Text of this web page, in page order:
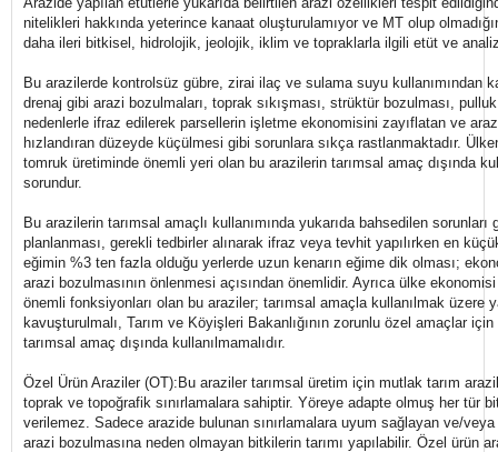
nitelikleri hakkında yeterince kanaat oluşturulamıyor ve MT olup
daha ileri bitkisel, hidrolojik, jeolojik, iklim ve topraklarla ilgili etüt ve
Bu arazilerde kontrolsüz gübre, zirai ilaç ve sulama suyu kullanımından
drenaj gibi arazi bozulmaları, toprak sıkışması, strüktür bozulması,
nedenlerle ifraz edilerek parsellerin işletme ekonomisini zayıflatan ve
hızlandıran düzeyde küçülmesi gibi sorunlara sıkça rastlanmaktadır.
tomruk üretiminde önemli yeri olan bu arazilerin tarımsal amaç dışında
sorundur.
Bu arazilerin tarımsal amaçlı kullanımında yukarıda bahsedilen
planlanması, gerekli tedbirler alınarak ifraz veya tevhit yapılırken en
eğimin %3 ten fazla olduğu yerlerde uzun kenarın eğime dik olması;
arazi bozulmasının önlenmesi açısından önemlidir. Ayrıca ülke
önemli fonksiyonları olan bu araziler; tarımsal amaçla kullanılmak üzere
kavuşturulmalı, Tarım ve Köyişleri Bakanlığının zorunlu özel amaçlar
tarımsal amaç dışında kullanılmamalıdır.
Özel Ürün Araziler (OT):Bu araziler tarımsal üretim için mutlak tarım
toprak ve topoğrafik sınırlamalara sahiptir. Yöreye adapte olmuş her tür
verilemez. Sadece arazide bulunan sınırlamalara uyum sağlayan ve/veya
arazi bozulmasına neden olmayan bitkilerin tarımı yapılabilir. Özel ürün